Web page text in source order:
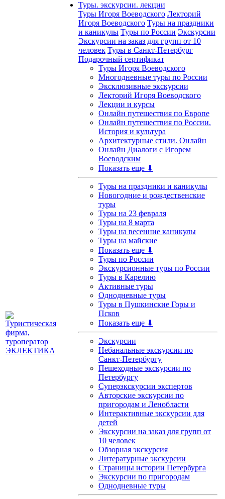
Туры. экскурсии. лекции
Туры Игоря Воеводского Лекторий
Игоря Воеводского Туры на праздники
и каникулы Туры по России Экскурсии
Экскурсии на заказ для групп от 10
человек Туры в Санкт-Петербург
Подарочный сертификат
Туры Игоря Воеводского
Многодневные туры по России
Эксклюзивные экскурсии
Лекторий Игоря Воеводского
Лекции и курсы
Онлайн путешествия по Европе
Онлайн путешествия по России.
История и культура
Архитектурные стили. Онлайн
Онлайн Диалоги с Игорем
Воеводским
Показать еще ⬇
Туры на праздники и каникулы
Новогодние и рождественские
туры
Туры на 23 февраля
Туры на 8 марта
Туры на весенние каникулы
Туры на майские
Показать еще ⬇
Туры по России
Экскурсионные туры по России
Туры в Карелию
Активные туры
Однодневные туры
Туры в Пушкинские Горы и
Псков
Показать еще ⬇
Экскурсии
Небанальные экскурсии по
Санкт-Петербургу
Пешеходные экскурсии по
Петербургу
Суперэкскурсии экспертов
Авторские экскурсии по
пригородам и Ленобласти
Интерактивные экскурсии для
детей
Экскурсии на заказ для групп от
10 человек
Обзорная экскурсия
Литературные экскурсии
Страницы истории Петербурга
Экскурсии по пригородам
Однодневные туры